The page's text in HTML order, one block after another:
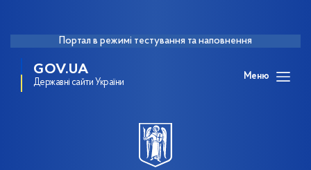
Портал в режимі тестування та наповнення
GOV.UA
Державні сайти України
Меню